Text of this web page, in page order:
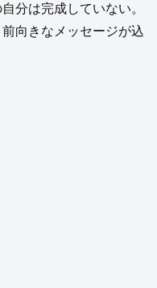
分は完成していない。
向きなメッセージが込